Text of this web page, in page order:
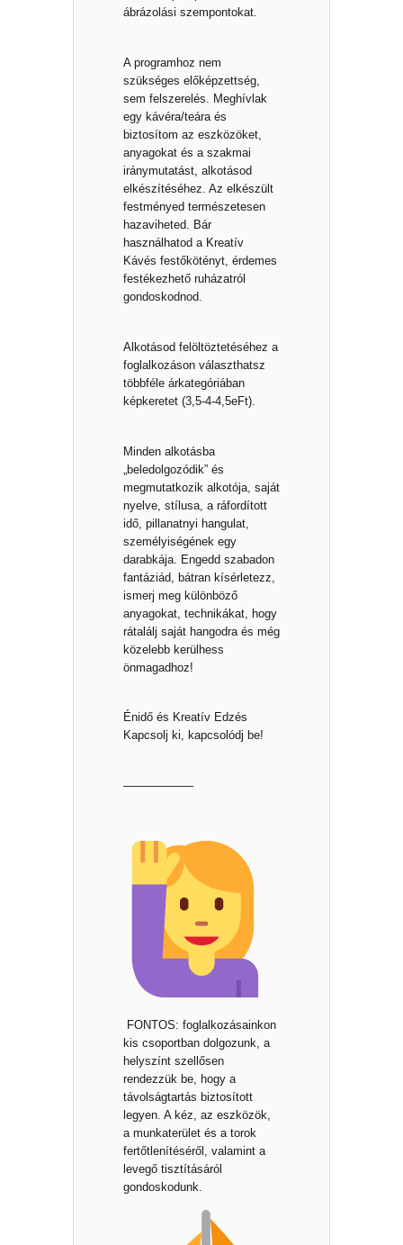
ábrázolási szempontokat.
A programhoz nem
szükséges előképzettség,
sem felszerelés. Meghívlak
egy kávéra/teára és
biztosítom az eszközöket,
anyagokat és a szakmai
iránymutatást, alkotásod
elkészítéséhez. Az elkészült
festményed természetesen
hazaviheted. Bár
használhatod a Kreatív
Kávés festőkötényt, érdemes
festékezhető ruházatról
gondoskodnod.
Alkotásod felöltöztetéséhez a
foglalkozáson választhatsz
többféle árkategóriában
képkeretet (3,5-4-4,5eFt).
Minden alkotásba
„beledolgozódik” és
megmutatkozik alkotója, saját
nyelve, stílusa, a ráfordított
idő, pillanatnyi hangulat,
személyiségének egy
darabkája. Engedd szabadon
fantáziád, bátran kísérletezz,
ismerj meg különböző
anyagokat, technikákat, hogy
rátalálj saját hangodra és még
közelebb kerülhess
önmagadhoz!
Énidő és Kreatív Edzés
Kapcsolj ki, kapcsolódj be!
——————
FONTOS: foglalkozásainkon
kis csoportban dolgozunk, a
helyszínt szellősen
rendezzük be, hogy a
távolságtartás biztosított
legyen. A kéz, az eszközök,
a munkaterület és a torok
fertőtlenítéséről, valamint a
levegő tisztításáról
gondoskodunk.